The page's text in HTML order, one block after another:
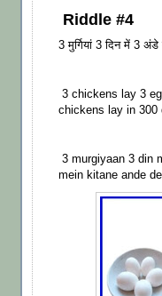
Riddle #4
3 मुर्गियां 3 दिन में 3
3 chickens lay 3
chickens lay in 300
3 murgiyaan 3 din
mein kitane ande